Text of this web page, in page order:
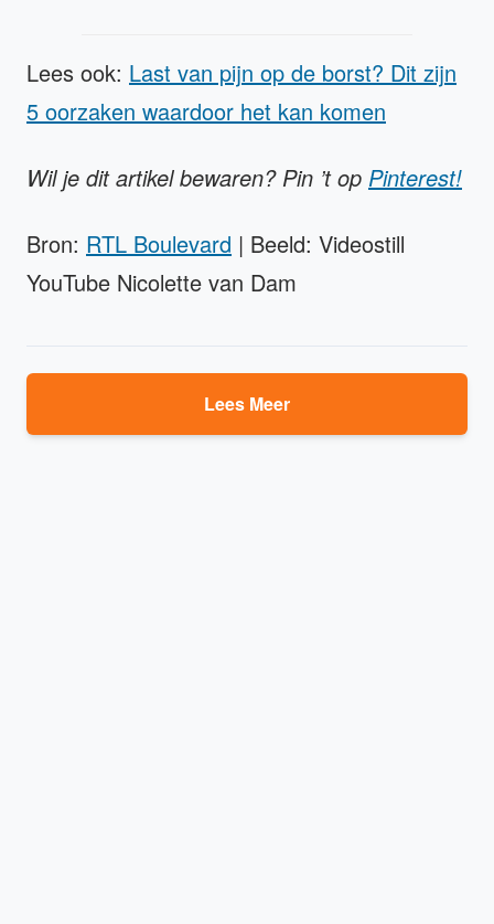
Lees ook: Last van pijn op de borst? Dit zijn
5 oorzaken waardoor het kan komen
Wil je dit artikel bewaren? Pin ’t op Pinterest!
Bron: RTL Boulevard | Beeld: Videostill
YouTube Nicolette van Dam
Lees Meer